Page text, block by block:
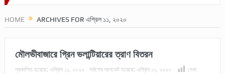
HOME ARCHIVES FOR এপ্রিল ১১, ২০২০
মৌলভীবাজারে গ্রিন ভলান্টিয়ারের ত্রাণ বিতরন
প্রকাশিত হয়েছে: এপ্রিল ১১, ২০২০ সর্বশেষ আপডেট হয়েছে: এপ্রিল ১১, ২০২০
দেখা